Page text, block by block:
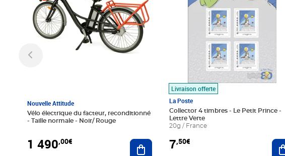
Nouvelle Attitude
Vélo électrique du facteur, reconditionné
- Taille normale - Noir/ Rouge
1 490,00€ Ajouter au panier
Livraison offerte
La Poste
Collector 4 timbres - Le Petit Prince -
Lettre Verte
20g / France
7,50€